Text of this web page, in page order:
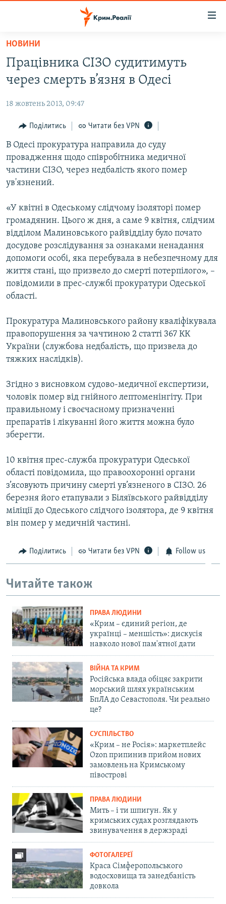
Перейти
основного
матеріалу
Перейти
до
навігації
Перейти
до
пошуку
ВОДА.КРИМ
ВІДЕО ТА ФОТО
ПОЛІТИКА
БЛОГИ
ПОГЛЯД
ІНТЕРВ'Ю
ВСЕ ЗА ДЕНЬ
ДЕПОРТАЦІЯ
ВІДЕОУРОКИ «ELIFBE»
СВІДЧЕННЯ ОКУПАЦІЇ
УКРАЇНСЬКА ПРОБЛЕМА КРИМУ
ІНФОГРАФІКА
ЯК ОБІЙТИ БЛОКУВАННЯ
Русский
Qırımtatar
ДОЛУЧАЙСЯ!
Усі сайти RFE/RL
НОВИНИ
Працівника СІЗО судитимуть
через смерть в’язня в Одесі
18 жовтень 2013, 09:47
Поділитись Читати без VPN
В Одесі прокуратура направила до суду
провадження щодо співробітника медичної
частини СІЗО, через недбалість якого помер
ув'язнений.
«У квітні в Одеському слідчому ізоляторі помер
громадянин. Цього ж дня, а саме 9 квітня, слідчим
відділом Малиновського райвідділу було почато
досудове розслідування за ознаками ненадання
допомоги особі, яка перебувала в небезпечному для
життя стані, що призвело до смерті потерпілого», –
повідомили в прес-службі прокуратури Одеської
області.
Прокуратура Малиновського району кваліфікувала
правопорушення за чачтиною 2 статті 367 КК
України (службова недбалість, що призвела до
тяжких наслідків).
Згідно з висновком судово-медичної експертизи,
чоловік помер від гнійного лептоменінгіту. При
правильному і своєчасному призначенні
препаратів і лікуванні його життя можна було
зберегти.
10 квітня прес-служба прокуратури Одеської
області повідомила, що правоохоронні органи
з’ясовують причину смерті ув’язненого в СІЗО. 26
березня його етапували з Біляївського райвідділу
міліції до Одеського слідчого ізолятора, де 9 квітня
він помер у медичній частині.
Поділитись Читати без VPN Follow us
Читайте також
ПРАВА ЛЮДИНИ
«Крим – єдиний регіон, де
українці – меншість»: дискусія
навколо нової пам'ятної дати
ВІЙНА ТА КРИМ
Російська влада обіцяє закрити
морський шлях українським
БпЛА до Севастополя. Чи реально
це?
СУСПІЛЬСТВО
«Крим – не Росія»: маркетплейс
Ozon припинив прийом нових
замовлень на Кримському
півострові
ПРАВА ЛЮДИНИ
Мить – і ти шпигун. Як у
кримських судах розглядають
звинувачення в держзраді
ФОТОГАЛЕРЕЇ
Краса Сімферопольського
водосховища та занедбаність
довкола